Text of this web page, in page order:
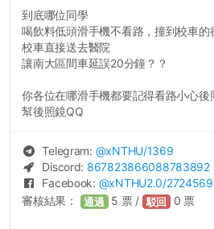
到底哪位同學
喝飲料低頭滑手機不看路，撞到校車的
校車直接送去醫院
讓南大區間車延誤20分鐘？？
你各位在哪滑手機都要記得看路小心後
幫後照鏡QQ
Telegram: @xNTHU/1369
Discord: 867823866088783892
Facebook: @xNTHU2.0/
審核結果： 通過 5 票 / 駁回 0 票